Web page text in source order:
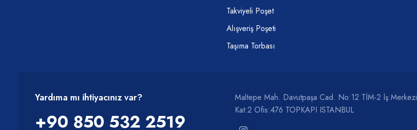
Takviyeli Poşet
Alışveriş Poşeti
Taşıma Torbası
Yardıma mı ihtiyacınız var?
+90 850 532 2519
Maltepe Mah. Davutpaşa Cad. No:12 TİM-2 İş Merkezi
Kat:2 Ofis:476 TOPKAPI ISTANBUL